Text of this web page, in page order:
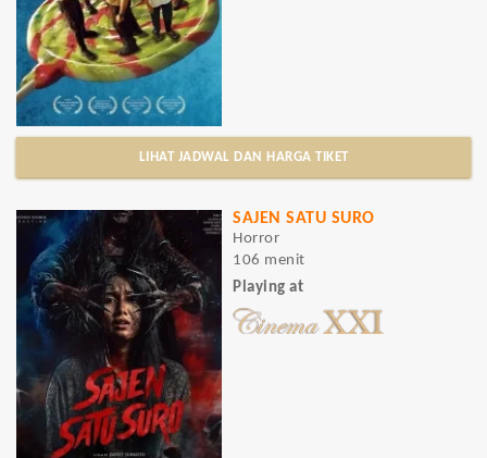
LIHAT JADWAL DAN HARGA TIKET
SAJEN SATU SURO
Horror
106 menit
Playing at